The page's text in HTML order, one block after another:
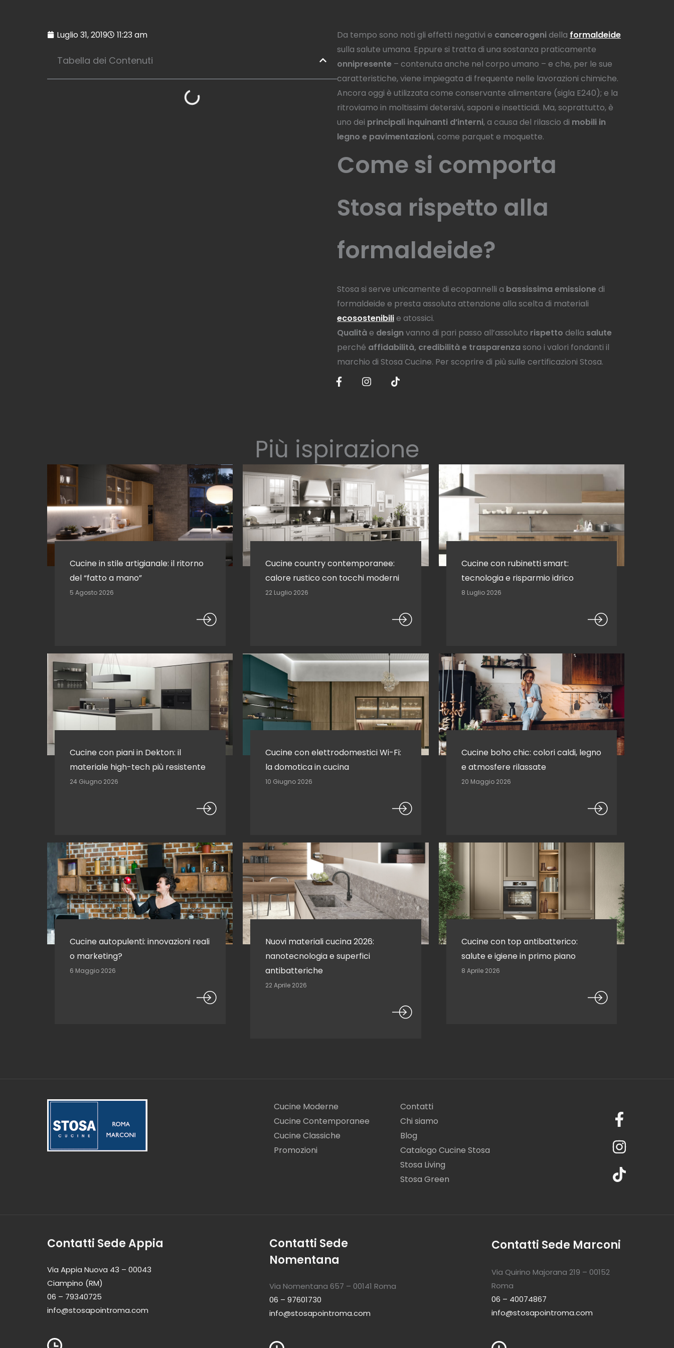
Luglio 31, 2019 11:23 am
Tabella dei Contenuti
Da tempo sono noti gli effetti negativi e cancerogenidella formaldeide
sulla salute umana. Eppure si tratta di una sostanza praticamente
onnipresente – contenuta anche nel corpo umano – e che, per le sue
caratteristiche, viene impiegata di frequente nelle lavorazioni chimiche.
Ancora oggi è utilizzata come conservante alimentare (sigla E240); e la
ritroviamo in moltissimi detersivi, saponi e insetticidi. Ma, soprattutto, è
uno dei principali inquinanti d’interni, a causa del rilascio di mobili in
legno e pavimentazioni, come parquet e moquette.
Come si comporta
Stosa rispetto alla
formaldeide?
Stosa si serve unicamente di ecopannelli a bassissima emissione di
formaldeide e presta assoluta attenzione alla scelta di materiali
ecosostenibilie atossici.
Qualitàe designvanno di pari passo all’assoluto rispetto della salute
perché affidabilità, credibilità e trasparenzasono i valori fondanti il
marchio di Stosa Cucine. Per scoprire di più sulle certificazioni Stosa.
Più ispirazione
Cucine in stile artigianale: il ritorno
del “fatto a mano”
5 Agosto 2026
Cucine country contemporanee:
calore rustico con tocchi moderni
22 Luglio 2026
Cucine con rubinetti smart:
tecnologia e risparmio idrico
8 Luglio 2026
Cucine con piani in Dekton: il
materiale high-tech più resistente
24 Giugno 2026
Cucine con elettrodomestici Wi-Fi:
la domotica in cucina
10 Giugno 2026
Cucine boho chic: colori caldi, legno
e atmosfere rilassate
20 Maggio 2026
Cucine autopulenti: innovazioni reali
o marketing?
6 Maggio 2026
Nuovi materiali cucina 2026:
nanotecnologia e superfici
antibatteriche
22 Aprile 2026
Cucine con top antibatterico:
salute e igiene in primo piano
8 Aprile 2026
Cucine Moderne
Cucine Contemporanee
Cucine Classiche
Promozioni
Contatti
Chi siamo
Blog
Catalogo Cucine Stosa
Stosa Living
Stosa Green
Contatti Sede Appia
Via Appia Nuova 43 – 00043
Ciampino (RM)
06 – 79340725
info@stosapointroma.com
Contatti Sede
Nomentana
Via Nomentana 657 – 00141 Roma
06 – 97601730
info@stosapointroma.com
Contatti Sede Marconi
Via Quirino Majorana 219 – 00152
Roma
06 – 40074867
info@stosapointroma.com